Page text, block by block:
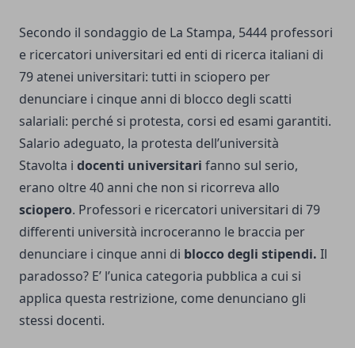
Secondo il sondaggio de La Stampa, 5444 professori
e ricercatori universitari ed enti di ricerca italiani di
79 atenei universitari: tutti in sciopero per
denunciare i cinque anni di blocco degli scatti
salariali: perché si protesta, corsi ed esami garantiti.
Salario adeguato, la protesta dell’università
Stavolta i docenti universitari fanno sul serio,
erano oltre 40 anni che non si ricorreva allo
sciopero. Professori e ricercatori universitari di 79
differenti università incroceranno le braccia per
denunciare i cinque anni di blocco degli stipendi. Il
paradosso? E’ l’unica categoria pubblica a cui si
applica questa restrizione, come denunciano gli
stessi docenti.